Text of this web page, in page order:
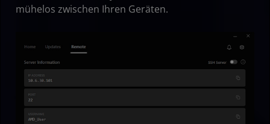
mühelos zwischen Ihren Geräten.